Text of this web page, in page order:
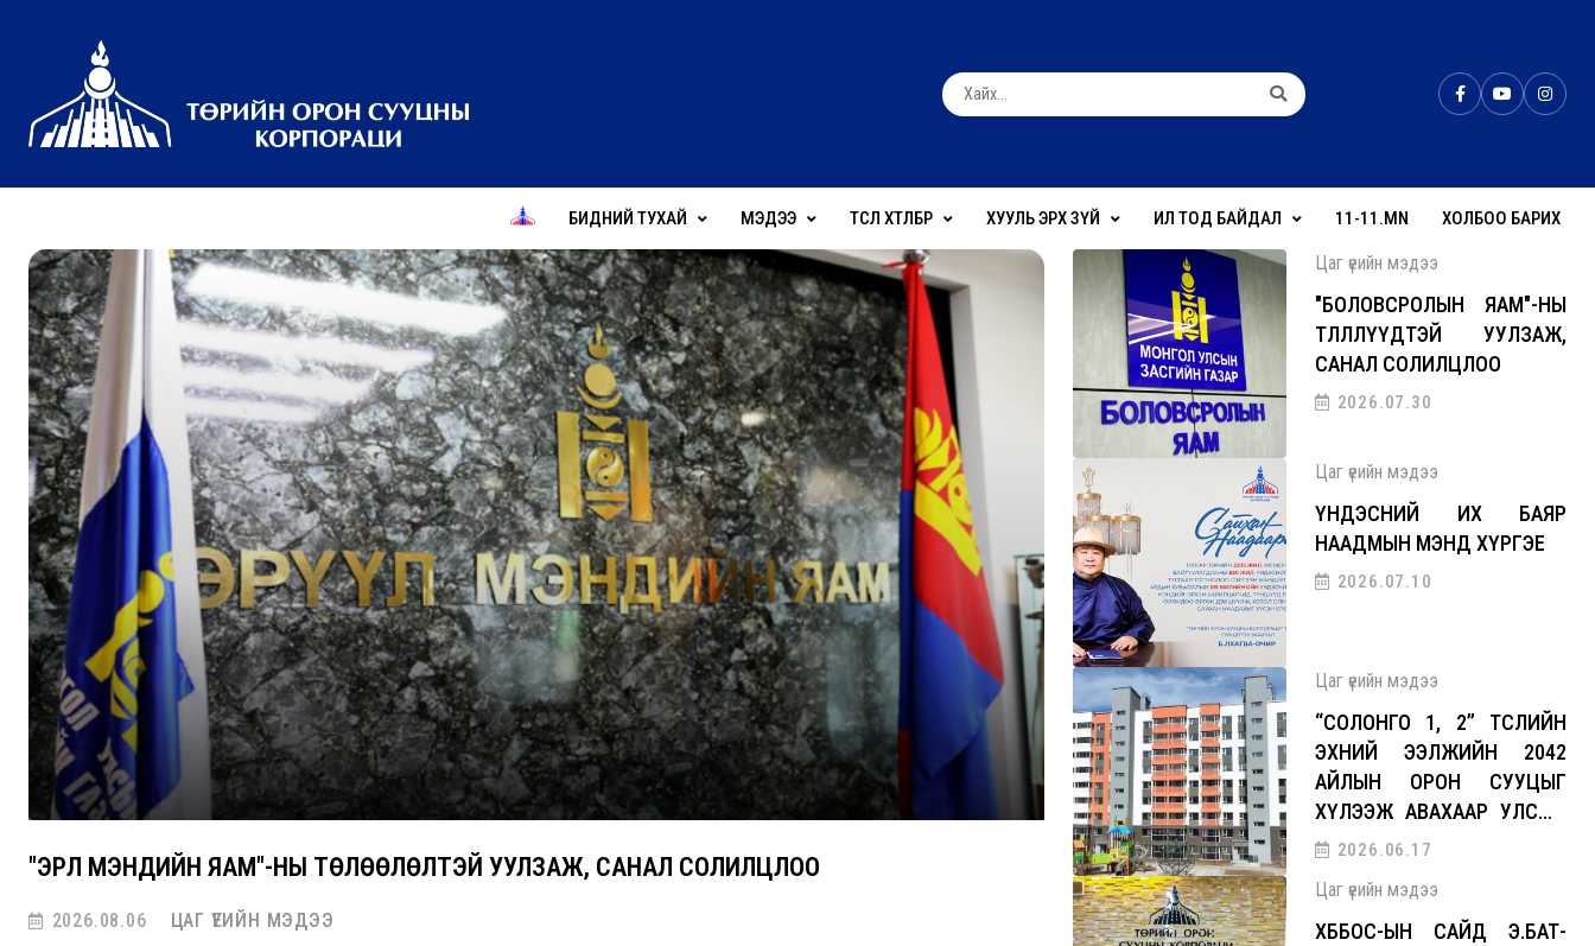
БИДНИЙ ТУХАЙ МЭДЭЭ ТӨСӨЛ ХӨТӨЛБӨР ХУУЛЬ ЭРХ ЗҮЙ ИЛ ТОД БАЙДАЛ 11-11.MN ХОЛБОО БАРИХ
"ЭРҮҮЛ МЭНДИЙН ЯАМ"-НЫ ТӨЛӨӨЛӨЛТЭЙ УУЛЗАЖ, САНАЛ СОЛИЛЦЛОО
2026.08.06 ЦАГ ҮЕИЙН МЭДЭЭ
Цаг үеийн мэдээ
"БОЛОВСРОЛЫН ЯАМ"-НЫ
ТӨЛӨӨЛЛҮҮДТЭЙ УУЛЗАЖ,
САНАЛ СОЛИЛЦЛОО
2026.07.30
Цаг үеийн мэдээ
ҮНДЭСНИЙ ИХ БАЯР
НААДМЫН МЭНД ХҮРГЭЕ
2026.07.10
Цаг үеийн мэдээ
“СОЛОНГО 1, 2” ТӨСЛИЙН
ЭХНИЙ ЭЭЛЖИЙН 2042
АЙЛЫН ОРОН СУУЦЫГ
ХҮЛЭЭЖ АВАХААР УЛСЫН
КОМИСС АЖИЛЛАЛАА
2026.06.17
Цаг үеийн мэдээ
ХББОС-ЫН САЙД Э.БАТ-